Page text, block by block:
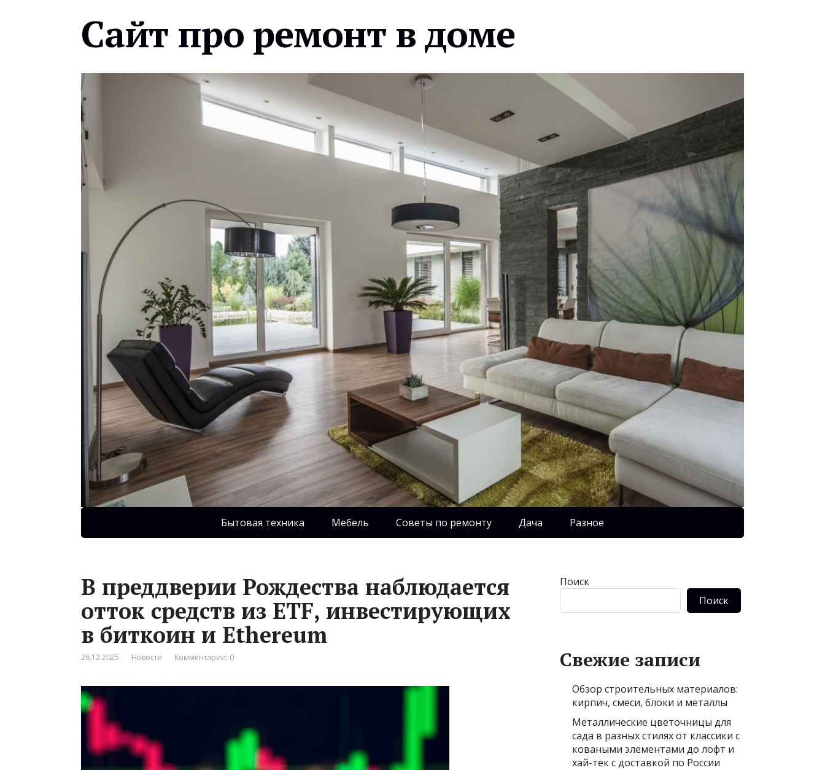
Сайт про ремонт в доме
Бытовая техника Мебель Советы по ремонту Дача Разное
В преддверии Рождества наблюдается
отток средств из ETF, инвестирующих
в биткоин и Ethereum
26.12.2025 Новости Комментарии: 0
Поиск
Поиск
Свежие записи
Обзор строительных материалов:
кирпич, смеси, блоки и металлы
Металлические цветочницы для
сада в разных стилях от классики с
коваными элементами до лофт и
хай-тек с доставкой по России